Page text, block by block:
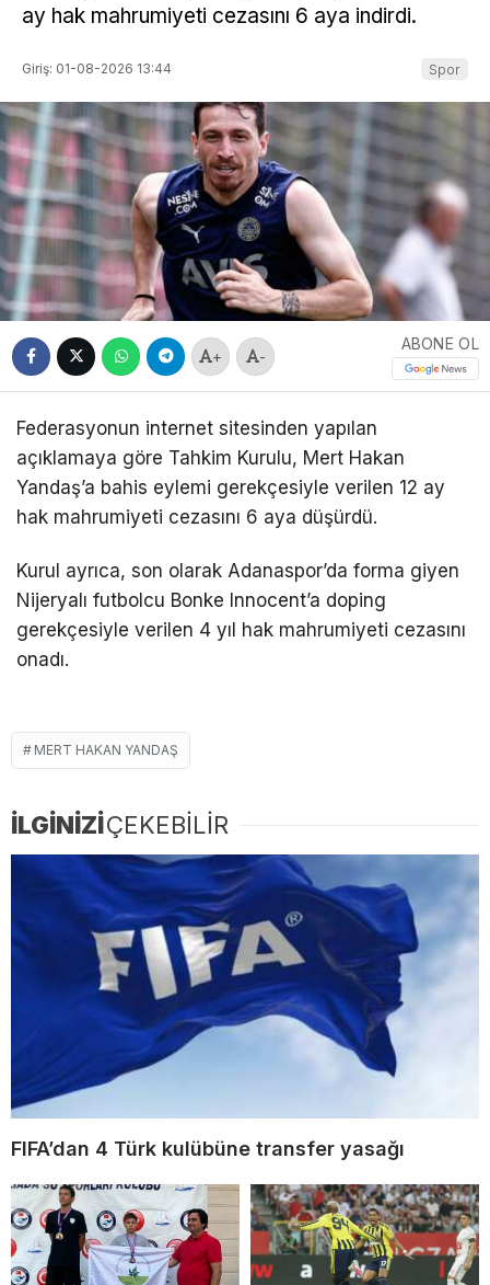
ay hak mahrumiyeti cezasını 6 aya indirdi.
Giriş: 01-08-2026 13:44 Spor
+ -
ABONE OL
Federasyonun internet sitesinden yapılan
açıklamaya göre Tahkim Kurulu, Mert Hakan
Yandaş’a bahis eylemi gerekçesiyle verilen 12 ay
hak mahrumiyeti cezasını 6 aya düşürdü.
Kurul ayrıca, son olarak Adanaspor’da forma giyen
Nijeryalı futbolcu Bonke Innocent’a doping
gerekçesiyle verilen 4 yıl hak mahrumiyeti cezasını
onadı.
MERT HAKAN YANDAŞ
İLGİNİZİÇEKEBİLİR
FIFA’dan 4 Türk kulübüne transfer yasağı